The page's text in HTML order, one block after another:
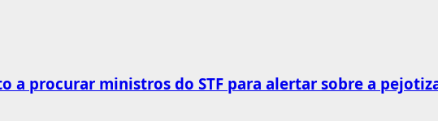
a procurar ministros do STF para alertar sobre a